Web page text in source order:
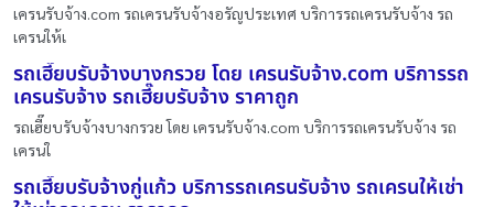
เครนรับจ้าง.com รถเครนรับจ้างอรัญประเทศ บริการรถเครนรับจ้าง รถ
เครนให้เ
รถเฮี๊ยบรับจ้างบางกรวย โดย เครนรับจ้าง.com บริการรถ
เครนรับจ้าง รถเฮี๊ยบรับจ้าง ราคาถูก
รถเฮี๊ยบรับจ้างบางกรวย โดย เครนรับจ้าง.com บริการรถเครนรับจ้าง รถ
เครนใ
รถเฮี๊ยบรับจ้างกู่แก้ว บริการรถเครนรับจ้าง รถเครนให้เช่า